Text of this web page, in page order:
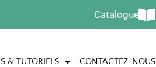
Catalogue
& TUTORIELS CONTACTEZ-NOUS